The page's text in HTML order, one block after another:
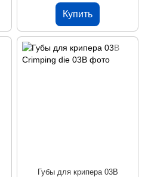
Купить
Губы для крипера 03B